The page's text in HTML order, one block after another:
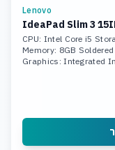
Lenovo
IdeaPad Slim 3
CPU: Intel Core i5
Memory: 8GB
Graphics: Integrated